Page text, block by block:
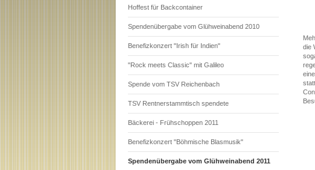
Hoffest für Backcontainer
Spendenübergabe vom Glühweinabend 2010
Benefizkonzert "Irish für Indien"
"Rock meets Classic" mit Galileo
Spende vom TSV Reichenbach
TSV Rentnerstammtisch spendete
Bäckerei - Frühschoppen 2011
Benefizkonzert "Böhmische Blasmusik"
Spendenübergabe vom Glühweinabend 2011
die